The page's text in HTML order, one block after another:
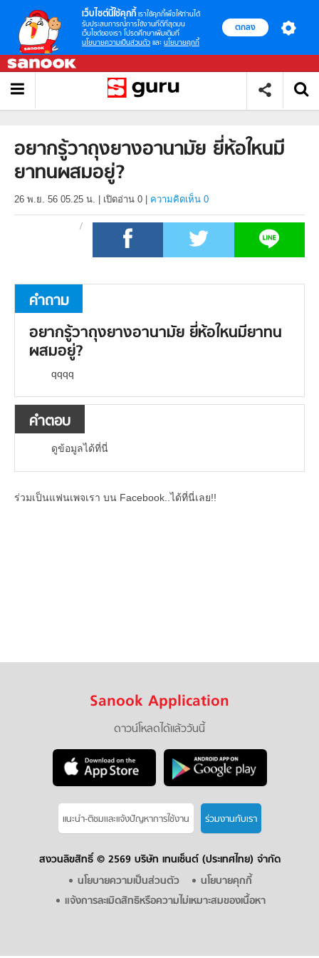
เว็บไซต์นี้ใช้คุกกี้ เราใช้คุกกี้เพื่อให้ท่านได้
รับประสบการณ์การใช้งานที่ดีที่สุดบน
เว็บไซต์ของเรา โปรดศึกษาเพิ่มเติมที่
นโยบายความเป็นส่วนตัว และ นโยบายคุกกี้
ตกลง
อยากรู้วาถุงยางอานามัย ยี่ห้อใหนมี
ยาทนผสมอยู่?
26 พ.ย. 56 05.25 น. เปิดอ่าน 0 ความคิดเห็น 0
คำถาม
อยากรู้วาถุงยางอานามัย ยี่ห้อใหนมียาทน
ผสมอยู่?
qqqq
คำตอบ
ดูข้อมูลได้ที่นี่
ร่วมเป็นแฟนเพจเรา บน Facebook..ได้ที่นี่เลย!!
Sanook Application
ดาวน์โหลดได้แล้ววันนี้
แนะนำ-ติชมเเละแจ้งปัญหาการใช้งาน ร่วมงานกับเรา
สงวนลิขสิทธิ์ © 2569 บริษัท เทนเซ็นต์ (ประเทศไทย) จำกัด
นโยบายความเป็นส่วนตัว
นโยบายคุกกี้
แจ้งการละเมิดสิทธิหรือความไม่เหมาะสมของเนื้อหา